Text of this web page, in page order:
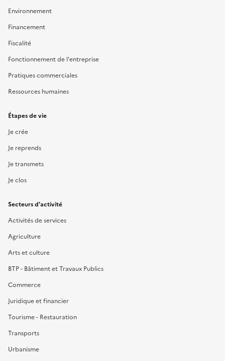
Environnement
Financement
Fiscalité
Fonctionnement de l'entreprise
Pratiques commerciales
Ressources humaines
Étapes de vie
Je crée
Je reprends
Je transmets
Je clos
Secteurs d'activité
Activités de services
Agriculture
Arts et culture
BTP - Bâtiment et Travaux Publics
Commerce
Juridique et financier
Tourisme - Restauration
Transports
Urbanisme